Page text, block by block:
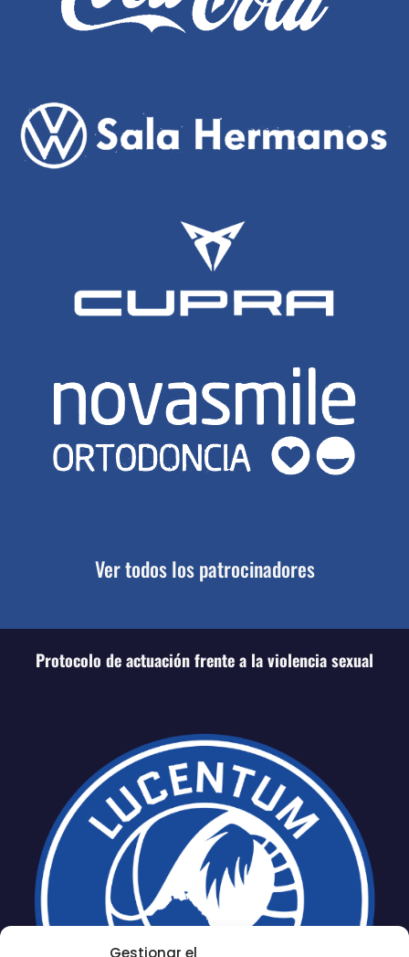
Gestionar el
Ver todos los patrocinadores
Protocolo de actuación frente a la violencia sexual